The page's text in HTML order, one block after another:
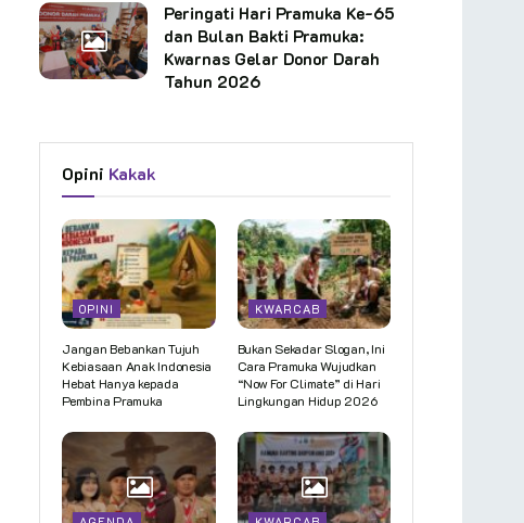
Peringati Hari Pramuka Ke-65
dan Bulan Bakti Pramuka:
Kwarnas Gelar Donor Darah
Tahun 2026
Opini Kakak
OPINI
Jangan Bebankan Tujuh
Kebiasaan Anak Indonesia
Hebat Hanya kepada
Pembina Pramuka
KWARCAB
Bukan Sekadar Slogan, Ini
Cara Pramuka Wujudkan
“Now For Climate” di Hari
Lingkungan Hidup 2026